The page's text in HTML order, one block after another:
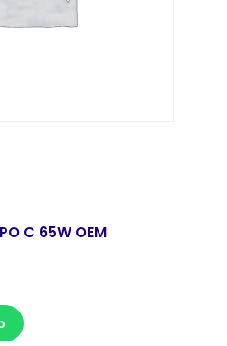
C 65W OEM